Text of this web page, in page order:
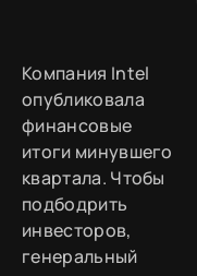
Компания Intel
опубликовала
финансовые
итоги минувшего
квартала. Чтобы
подбодрить
инвесторов,
генеральный